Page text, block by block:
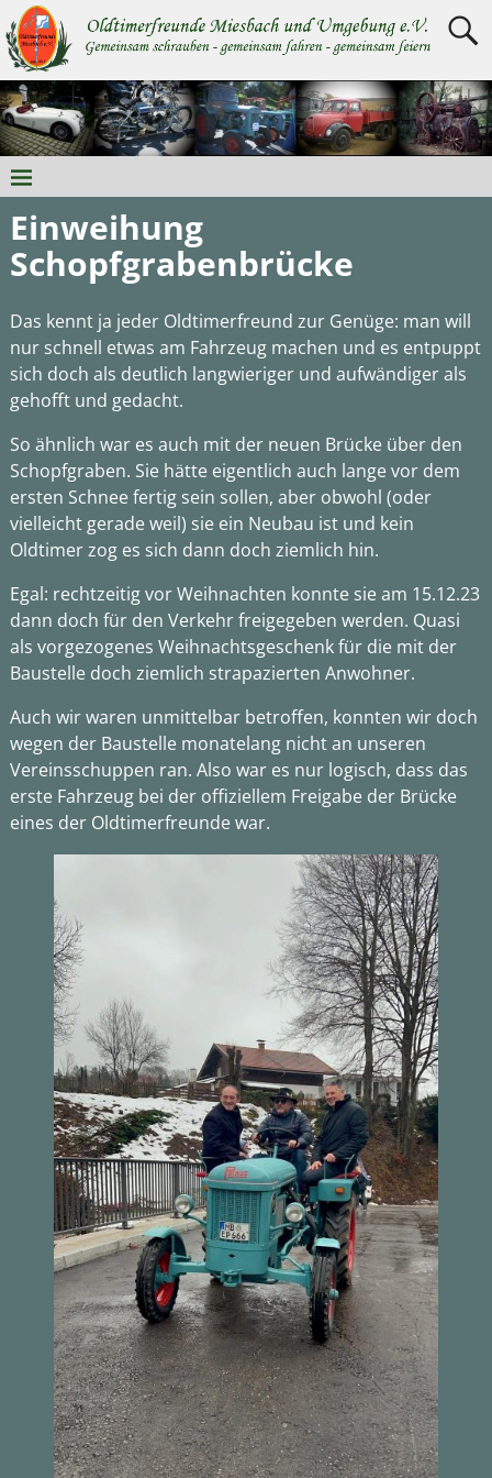
Einweihung
Schopfgrabenbrücke
Das kennt ja jeder Oldtimerfreund zur Genüge: man will
nur schnell etwas am Fahrzeug machen und es entpuppt
sich doch als deutlich langwieriger und aufwändiger als
gehofft und gedacht.
So ähnlich war es auch mit der neuen Brücke über den
Schopfgraben. Sie hätte eigentlich auch lange vor dem
ersten Schnee fertig sein sollen, aber obwohl (oder
vielleicht gerade weil) sie ein Neubau ist und kein
Oldtimer zog es sich dann doch ziemlich hin.
Egal: rechtzeitig vor Weihnachten konnte sie am 15.12.23
dann doch für den Verkehr freigegeben werden. Quasi
als vorgezogenes Weihnachtsgeschenk für die mit der
Baustelle doch ziemlich strapazierten Anwohner.
Auch wir waren unmittelbar betroffen, konnten wir doch
wegen der Baustelle monatelang nicht an unseren
Vereinsschuppen ran. Also war es nur logisch, dass das
erste Fahrzeug bei der offiziellem Freigabe der Brücke
eines der Oldtimerfreunde war.